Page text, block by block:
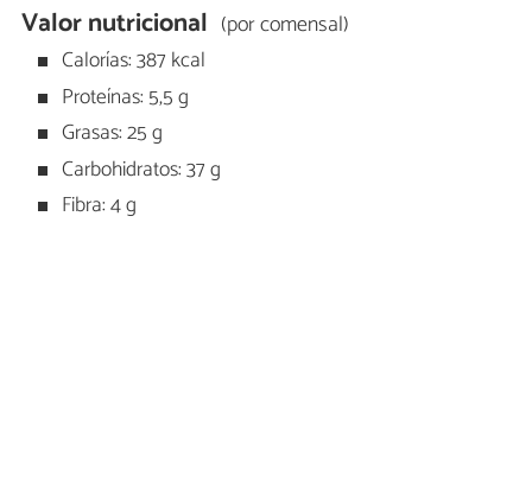
Valor nutricional (por comensal)
Calorías: 387 kcal
Proteínas: 5,5 g
Grasas: 25 g
Carbohidratos: 37 g
Fibra: 4 g